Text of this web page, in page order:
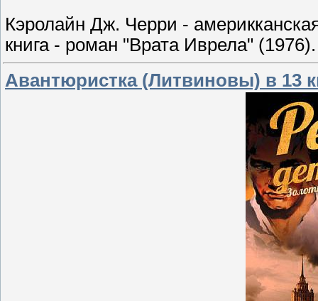
Кэролайн Дж. Черри -
книга - роман "Врата Иврела" (1976).
Авантюристка (Литвиновы) в 13